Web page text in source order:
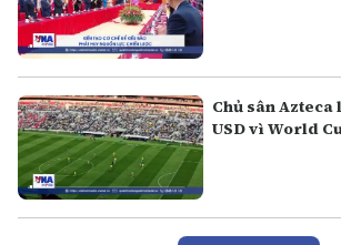
Chủ sân Azteca
USD vì World